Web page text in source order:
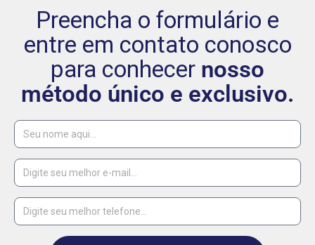
Preencha o formulário e
entre em contato conosco
para conhecer nosso
método único e exclusivo.